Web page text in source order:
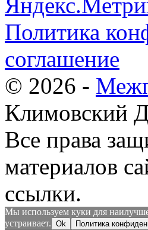
Политика
соглашение
© 2026 -
Климовский
Все права
материалов
ссылки.
Мы используем куки для
устраивает. Ok Политика